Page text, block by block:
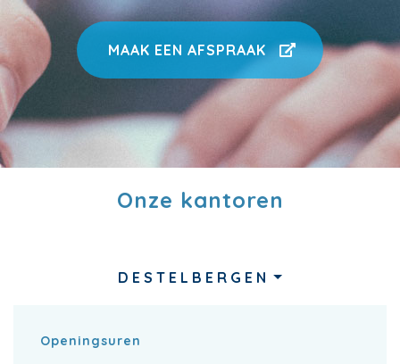
MAAK EEN AFSPRAAK
Onze kantoren
DESTELBERGEN
Openingsuren